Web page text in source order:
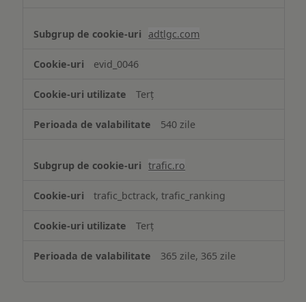
adtlgc.com
evid_0046
Terț
540 zile
trafic.ro
trafic_bctrack, trafic_ranking
Terț
365 zile, 365 zile